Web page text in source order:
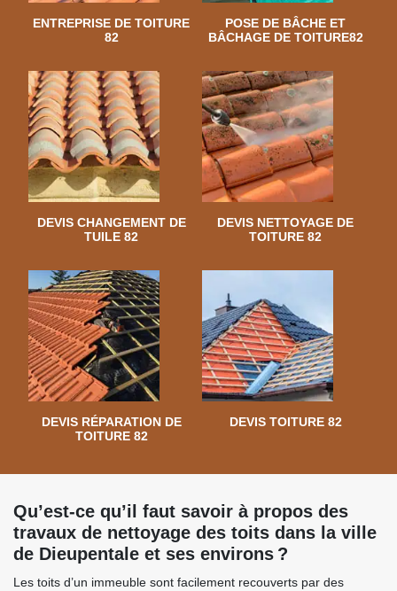
ENTREPRISE DE TOITURE
82
POSE DE BÂCHE ET
BÂCHAGE DE TOITURE82
DEVIS CHANGEMENT DE
TUILE 82
DEVIS NETTOYAGE DE
TOITURE 82
DEVIS RÉPARATION DE
TOITURE 82
DEVIS TOITURE 82
Qu’est-ce qu’il faut savoir à propos des
travaux de nettoyage des toits dans la ville
de Dieupentale et ses environs ?
Les toits d’un immeuble sont facilement recouverts par des